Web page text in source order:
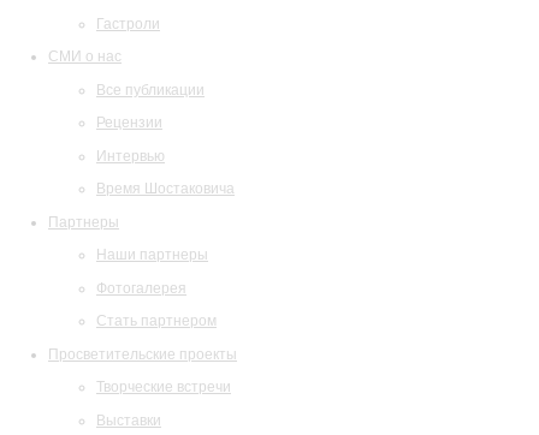
Гастроли
СМИ о нас
Все публикации
Рецензии
Интервью
Время Шостаковича
Партнеры
Наши партнеры
Фотогалерея
Стать партнером
Просветительские проекты
Творческие встречи
Выставки